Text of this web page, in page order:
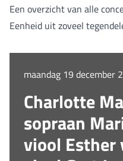
Een overzicht van alle
Eenheid uit zoveel
maandag 19 december
Charlotte
sopraan
viool Esther